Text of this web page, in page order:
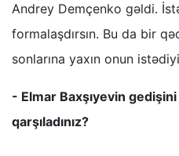
Andrey Demçenko gəldi.
formalaşdırsın. Bu da bir
sonlarına yaxın onun
- Elmar Baxşıyevin
qarşıladınız?